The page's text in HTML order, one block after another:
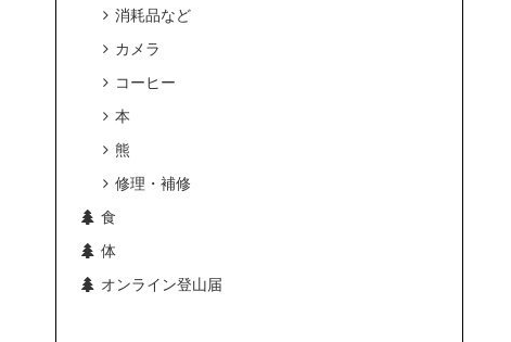
消耗品など
カメラ
コーヒー
本
熊
修理・補修
食
体
オンライン登山届